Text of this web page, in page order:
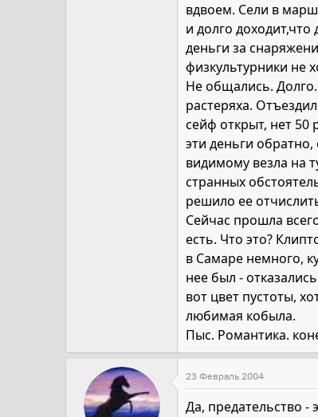
вдвоем. Сели в
и долго
деньги за
физкультурники не
Не общались.
растеряха.
сейф открыт, нет 50
эти деньги
видимому везла на
странных
решило ее
Сейчас прошла
есть. Что это?
в Самаре немного,
нее был -
вот цвет пустоты,
любимая кобыла.
Пыс. Романтика.
23 Февраль 2004
Да, предательство -